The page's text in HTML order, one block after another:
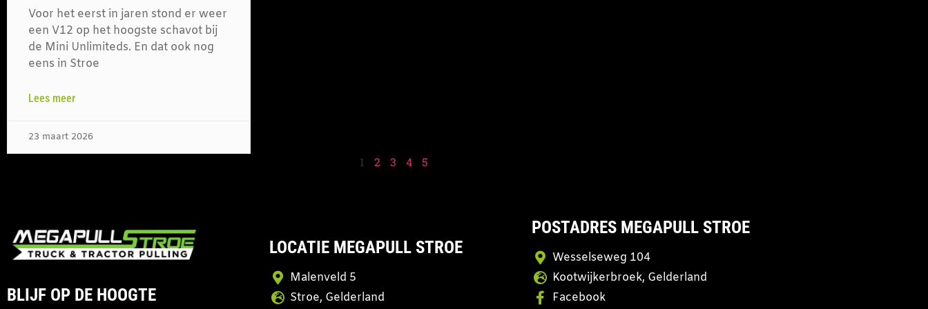
Voor het eerst in jaren stond er weer
een V12 op het hoogste schavot bij
de Mini Unlimiteds. En dat ook nog
eens in Stroe
Lees meer
23 maart 2026
1 2 3 4 5
BLIJF OP DE HOOGTE
LOCATIE MEGAPULL STROE
Malenveld 5
Stroe, Gelderland
POSTADRES MEGAPULL STROE
Wesselseweg 104
Kootwijkerbroek, Gelderland
Facebook